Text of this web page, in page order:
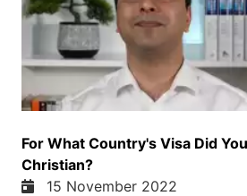
For What Country's Visa Did
Christian?
15 November 2022